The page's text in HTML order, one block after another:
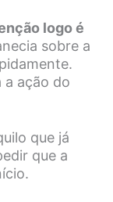
logo é
sobre a
a ação do
que já
que a